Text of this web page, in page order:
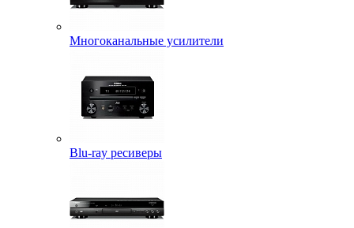
Многоканальные усилители
Blu-ray ресиверы